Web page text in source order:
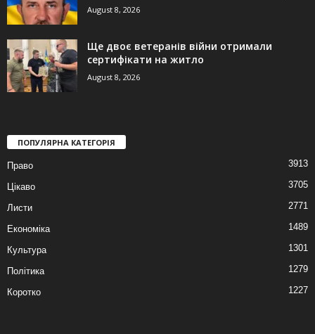
August 8, 2026
Ще двоє ветеранів війни отримали
сертифікати на житло
August 8, 2026
ПОПУЛЯРНА КАТЕГОРІЯ
Право 3913
Цікаво 3705
Листи 2771
Економіка 1489
Культура 1301
Політика 1279
Коротко 1227